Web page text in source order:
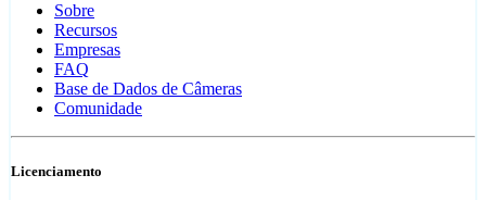
Sobre
Recursos
Empresas
FAQ
Base de Dados de Câmeras
Comunidade
Licenciamento